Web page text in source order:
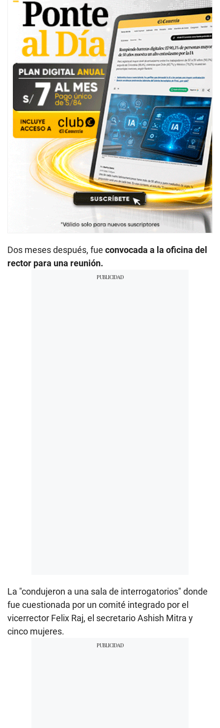
Dos meses después, fue convocada a la oficina del
rector para una reunión.
La "condujeron a una sala de interrogatorios" donde
fue cuestionada por un comité integrado por el
vicerrector Felix Raj, el secretario Ashish Mitra y
cinco mujeres.